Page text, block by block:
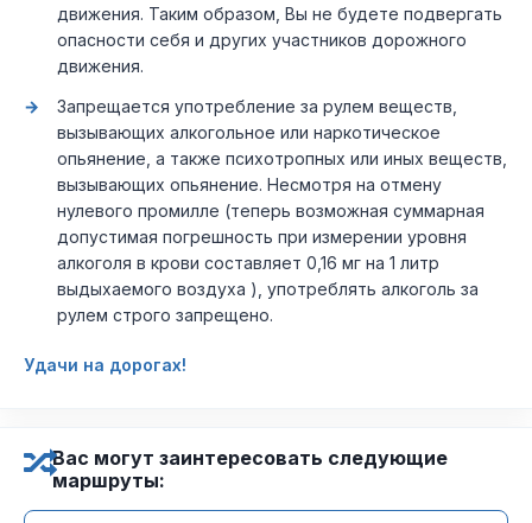
движения. Таким образом, Вы не будете подвергать
опасности себя и других участников дорожного
движения.
Запрещается употребление за рулем веществ,
вызывающих алкогольное или наркотическое
опьянение, а также психотропных или иных веществ,
вызывающих опьянение. Несмотря на отмену
нулевого промилле (теперь возможная суммарная
допустимая погрешность при измерении уровня
алкоголя в крови составляет 0,16 мг на 1 литр
выдыхаемого воздуха ), употреблять алкоголь за
рулем строго запрещено.
Удачи на дорогах!
Вас могут заинтересовать следующие
маршруты: